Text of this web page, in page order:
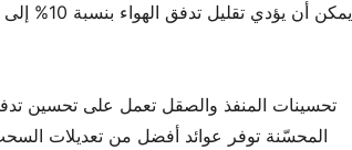
يمكن أن يؤدي تقليل تدفق الهواء بنسبة 10% إلى خفض القوة بنسبة 15%. الظروف الرفيعة ترفع درجات حرارة الاحتراق، مما يعرض المكبس للتلف.
المحسّنة توفر عوائد أفضل من تعديلات